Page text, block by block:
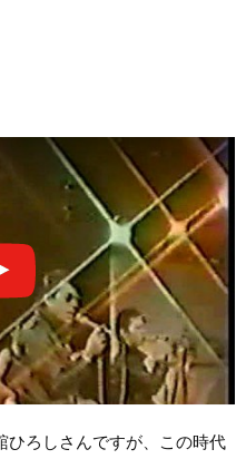
ひろしさんですが、この時代